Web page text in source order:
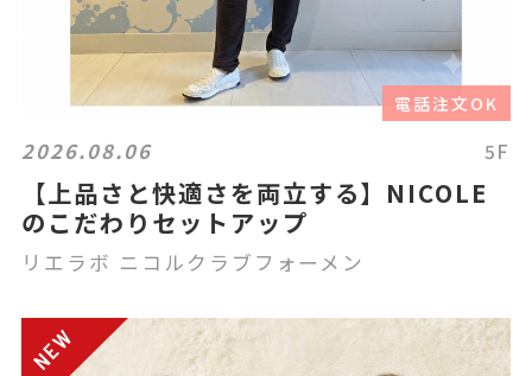
電話注文OK
2026.08.06 5F
【上品さと快適さを両立する】NICOLE
のこだわりセットアップ
リエラボ ニコルクラブフォーメン